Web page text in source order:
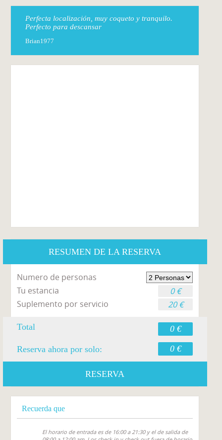
Perfecta localización, muy coqueto y tranquilo.
Perfecto para descansar
Brian1977
RESUMEN DE LA RESERVA
Numero de personas
Tu estancia
0 €
Suplemento por servicio
20 €
Total 0 €
Reserva ahora por solo: 0 €
RESERVA
Recuerda que
El horario de entrada es de 16:00 a 21:30 y el de salida de